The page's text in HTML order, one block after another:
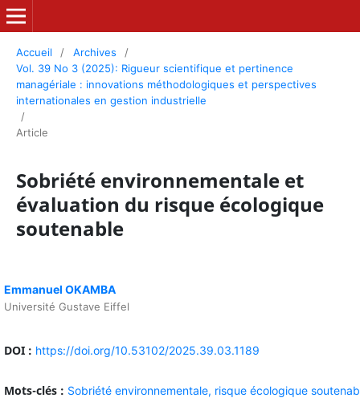
Accueil / Archives
/
Vol. 39 No 3 (2025): Rigueur scientifique et pertinence
managériale : innovations méthodologiques et perspectives
internationales en gestion industrielle
/
Article
Sobriété environnementale et
évaluation du risque écologique
soutenable
Emmanuel OKAMBA
Université Gustave Eiffel
DOI : https://doi.org/10.53102/2025.39.03.1189
Mots-clés : Sobriété environnementale, risque écologique